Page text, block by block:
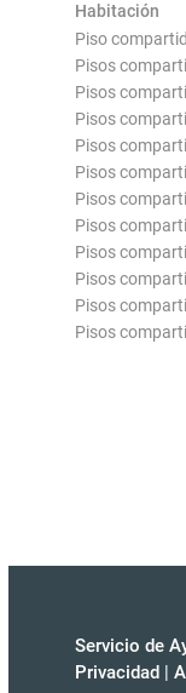
Habitación
Piso
Pisos
Pisos
Pisos
Pisos
Pisos
Pisos
Pisos
Pisos
Pisos
Pisos
Pisos
Servicio de
Privacidad |